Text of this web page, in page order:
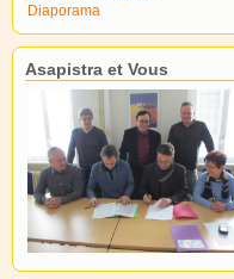
Diaporama
Asapistra et Vous